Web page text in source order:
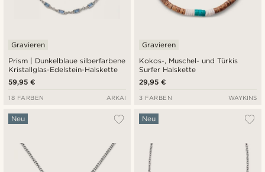
Prism | Dunkelblaue silberfarbene
Kristallglas-Edelstein-Halskette
Gravieren
59,95 €
18 FARBEN ARKAI
Kokos-, Muschel- und Türkis
Surfer Halskette
Gravieren
29,95 €
3 FARBEN WAYKINS
Neu Neu